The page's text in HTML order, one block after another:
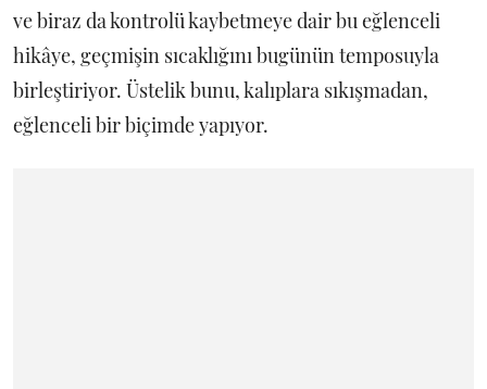
ve biraz da kontrolü kaybetmeye dair bu eğlenceli
hikâye, geçmişin sıcaklığını bugünün temposuyla
birleştiriyor. Üstelik bunu, kalıplara sıkışmadan,
eğlenceli bir biçimde yapıyor.